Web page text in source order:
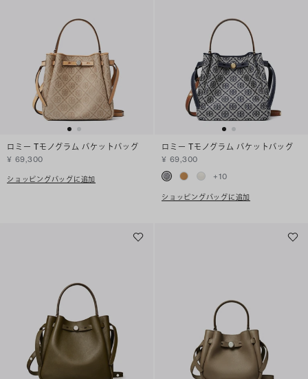
ロミー Tモノグラム バケットバッグ
¥ 69,300
ショッピングバッグに追加
ロミー Tモノグラム バケットバッグ
¥ 69,300
+10
ショッピングバッグに追加